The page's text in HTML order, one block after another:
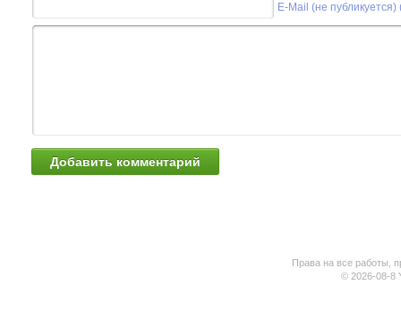
E-Mail (не
Права на все работы,
© 2026-08-8